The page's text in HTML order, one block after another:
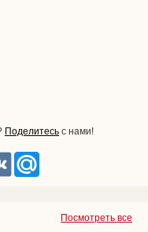
Поделитесь с нами!
Посмотреть все